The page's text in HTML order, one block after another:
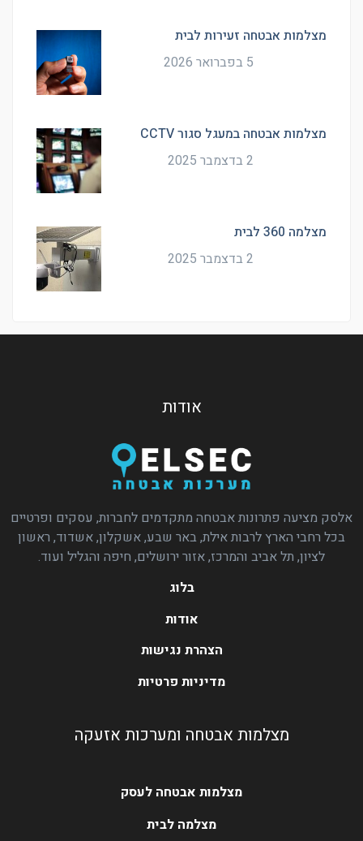
מצלמות אבטחה זעירות לבית
5 בפברואר 2026
מצלמות אבטחה במעגל סגור CCTV
2 בדצמבר 2025
מצלמה 360 לבית
2 בדצמבר 2025
אודות
אלסק מציעה פתרונות אבטחה מתקדמים לחברות, עסקים ופרטיים
בכל רחבי הארץ לרבות אילת, באר שבע, אשקלון, אשדוד, ראשון
לציון, תל אביב והמרכז, אזור ירושלים, חיפה והגליל ועוד.
בלוג
אודות
הצהרת נגישות
מדיניות פרטיות
מצלמות אבטחה ומערכות אזעקה
מצלמות אבטחה לעסק
מצלמה לבית